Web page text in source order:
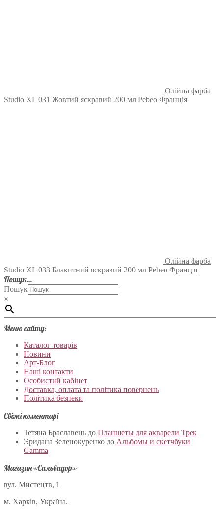
Олійна фарба
Studio XL 031 Жовтий яскравий 200 мл Pebeo Франція
Олійна фарба
Studio XL 033 Блакитний яскравий 200 мл Pebeo Франція
Пошук…
Пошук
×
Меню сайту:
Каталог товарів
Новини
Арт-Блог
Наші контакти
Особистий кабінет
Доставка, оплата та політика повернень
Політика безпеки
Свіжі коментарі
Тетяна Браславець до Планшеты для акварели Трек
Эридана Зеленокуренко до Альбомы и скетчбуки
Gamma
Магазин «Сальвадор»
вул. Мистецтв, 1
м. Харків, Україна.